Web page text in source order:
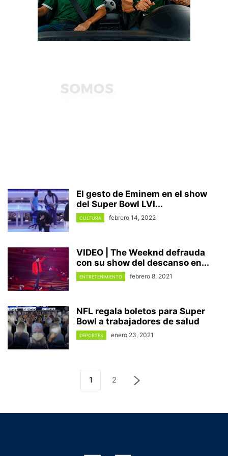
El gesto de Eminem en el show
del Super Bowl LVI...
CULTURA febrero 14, 2022
VIDEO | The Weeknd defrauda
con su show del descanso en...
ENTRETENIMIENTO febrero 8, 2021
NFL regala boletos para Super
Bowl a trabajadores de salud
DEPORTES enero 23, 2021
1 2